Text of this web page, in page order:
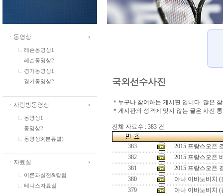
ㆍ동영상
레슨동영상1
레슨동영상2
경기동영상1
경기동영상2
ㆍ사랑방동영상
동영상1
동영상2
동영상3(분류별)
ㆍ자료실
이론과실전&칼럼
테니스자료실
국외선수사진
＊누구나 참여하는 게시판 입니다. 많은
＊게시판의 성격에 맞지 않는 글은 사전
전체 자료수 : 383 건
383
2015 프랑스오픈
382
2015 프랑스오픈
381
2015 프랑스오픈
380
아나 이바노비치 (
379
아나 이바노비치